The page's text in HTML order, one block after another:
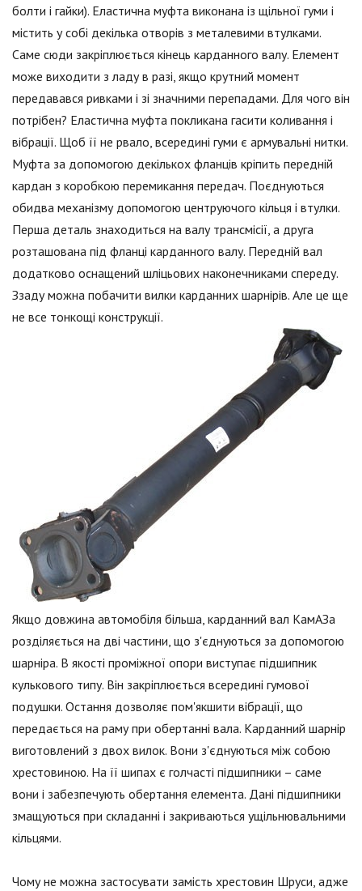
болти і гайки). Еластична муфта виконана із щільної гуми і
містить у собі декілька отворів з металевими втулками.
Саме сюди закріплюється кінець карданного валу. Елемент
може виходити з ладу в разі, якщо крутний момент
передавався ривками і зі значними перепадами. Для чого він
потрібен? Еластична муфта покликана гасити коливання і
вібрації. Щоб її не рвало, всередині гуми є армувальні нитки.
Муфта за допомогою декількох фланців кріпить передній
кардан з коробкою перемикання передач. Поєднуються
обидва механізму допомогою центруючого кільця і втулки.
Перша деталь знаходиться на валу трансмісії, а друга
розташована під фланці карданного валу. Передній вал
додатково оснащений шліцьових наконечниками спереду.
Ззаду можна побачити вилки карданних шарнірів. Але це ще
не все тонкощі конструкції.
Якщо довжина автомобіля більша, карданний вал КамАЗа
розділяється на дві частини, що з'єднуються за допомогою
шарніра. В якості проміжної опори виступає підшипник
кулькового типу. Він закріплюється всередині гумової
подушки. Остання дозволяє пом'якшити вібрації, що
передається на раму при обертанні вала. Карданний шарнір
виготовлений з двох вилок. Вони з'єднуються між собою
хрестовиною. На її шипах є голчасті підшипники – саме
вони і забезпечують обертання елемента. Дані підшипники
змащуються при складанні і закриваються ущільнювальними
кільцями.
Чому не можна застосувати замість хрестовин Шруси, адже